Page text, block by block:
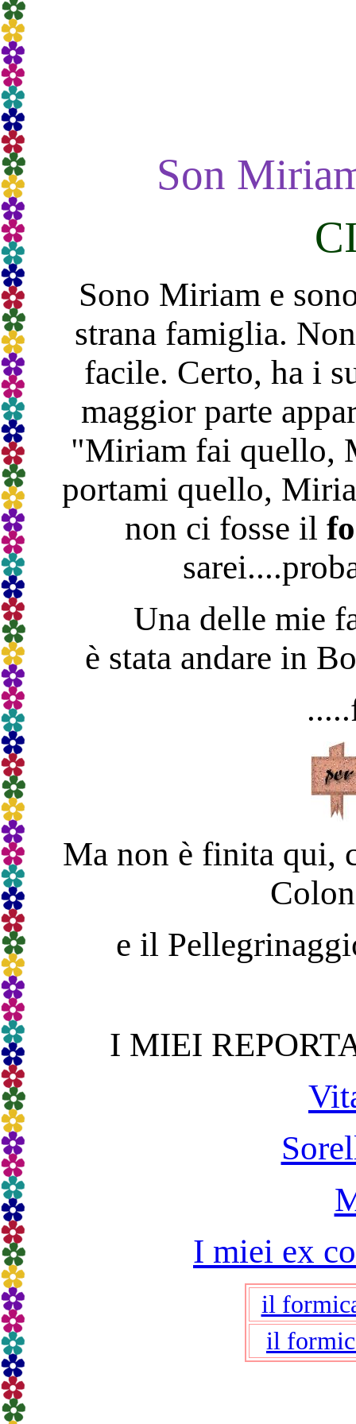
Son
Sono Miriam e
strana famiglia.
facile. Certo, ha i
maggior parte
"Miriam fai quello,
portami quello,
non ci fosse il
Una delle mie
è stata andare in
Ma non è finita qui,
e il
I MIEI
I miei ex
il
il